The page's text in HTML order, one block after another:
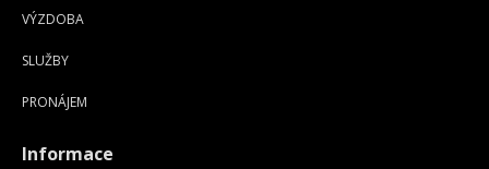
VÝZDOBA
SLUŽBY
PRONÁJEM
Informace